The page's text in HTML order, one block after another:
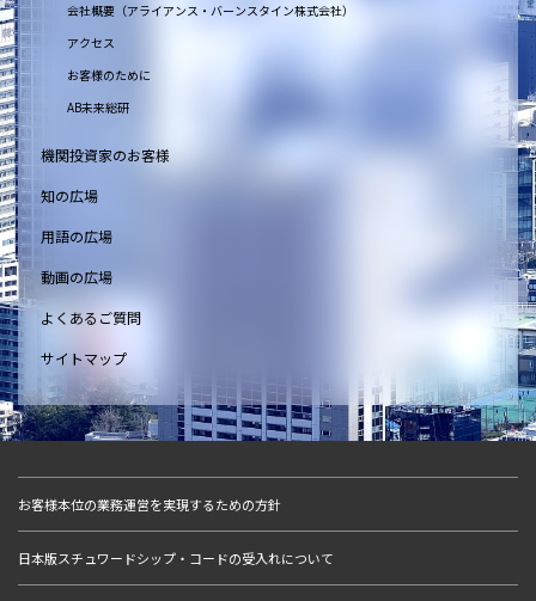
会社概要（アライアンス・バーンスタイン株式会社）
アクセス
お客様のために
AB未来総研
機関投資家のお客様
知の広場
用語の広場
動画の広場
よくあるご質問
サイトマップ
お客様本位の業務運営を実現するための方針
日本版スチュワードシップ・コードの受入れについて